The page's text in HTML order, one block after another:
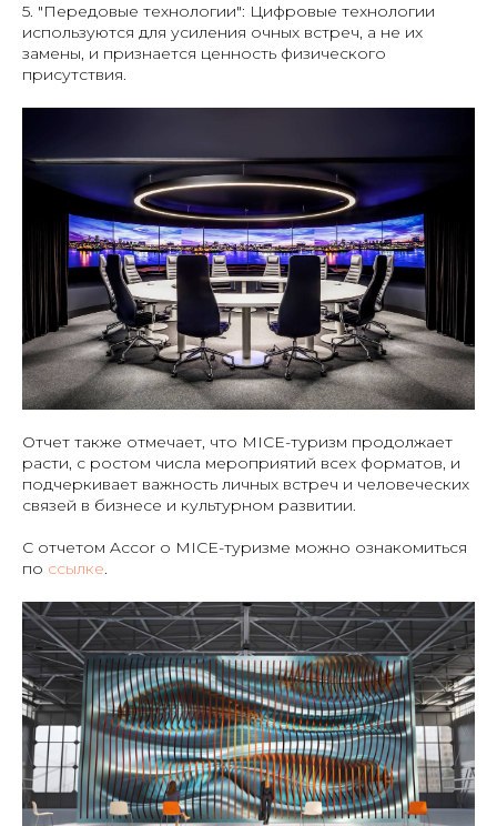
5. "Передовые технологии": Цифровые технологии
используются для усиления очных встреч, а не их
замены, и признается ценность физического
присутствия.
Отчет также отмечает, что MICE-туризм продолжает
расти, с ростом числа мероприятий всех форматов, и
подчеркивает важность личных встреч и человеческих
связей в бизнесе и культурном развитии.
С отчетом Accor о MICE-туризме можно ознакомиться
по ссылке.